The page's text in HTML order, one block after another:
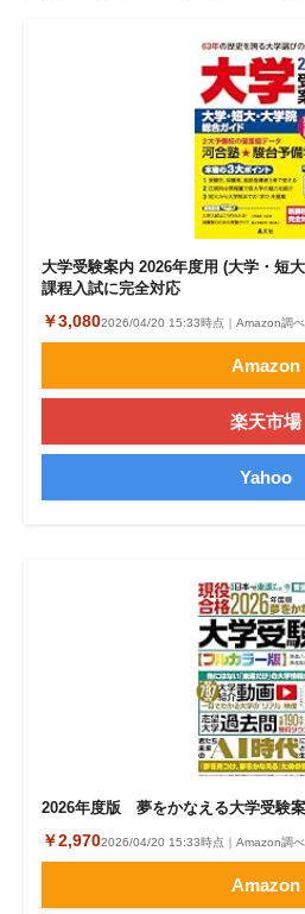
大学受験案内 2026年度用 (大学・短
課程入試に完全対応
￥3,0802026/04/20 15:33時点｜Amazon調べ
Amazon
楽天市場
Yahoo
2026年度版 夢をかなえる大学受験
￥2,9702026/04/20 15:33時点｜Amazon調べ
Amazon